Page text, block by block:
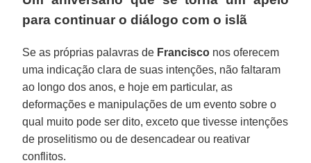
para continuar o diálogo com o islã
Se as próprias palavras de Francisco nos oferecem
uma indicação clara de suas intenções, não faltaram
ao longo dos anos, e hoje em particular, as
deformações e manipulações de um evento sobre o
qual muito pode ser dito, exceto que tivesse intenções
de proselitismo ou de desencadear ou reativar
conflitos.